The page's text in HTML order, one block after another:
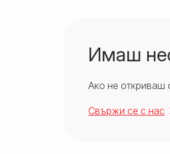
Имаш
Ако не откриваш
Свържи се с нас